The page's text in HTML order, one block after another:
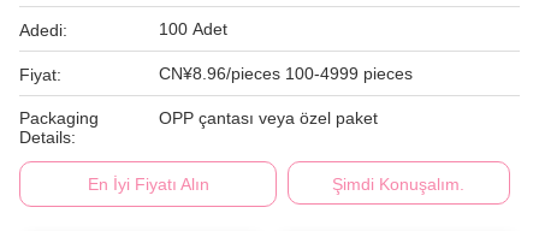
Adedi: 100 Adet
Fiyat: CN¥8.96/pieces 100-4999 pieces
Packaging
Details:
OPP çantası veya özel paket
En İyi Fiyatı Alın Şimdi Konuşalım.